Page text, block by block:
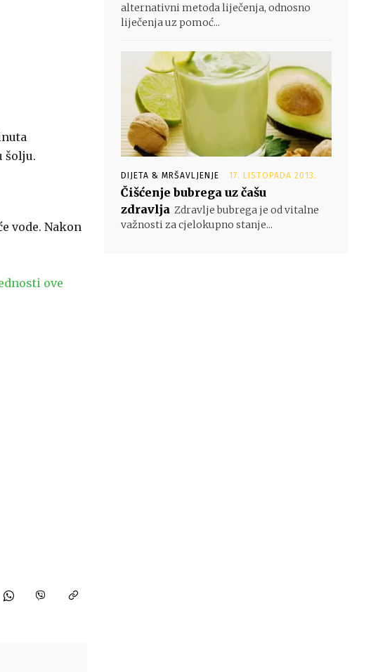
šolju.
vode. Nakon
ove
alternativni metoda liječenja, odnosno
liječenja uz pomoć...
DIJETA & MRŠAVLJENJE 17. LISTOPADA 2013.
Čišćenje bubrega uz čašu
zdravlja Zdravlje bubrega je od vitalne
važnosti za cjelokupno stanje...